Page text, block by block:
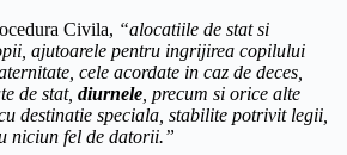
Civila, “alocatiile de stat si
ajutoarele pentru ingrijirea copilului
cele acordate in caz de deces,
de stat, diurnele , precum si orice alte
destinatie speciala, stabilite potrivit legii,
niciun fel de datorii.”